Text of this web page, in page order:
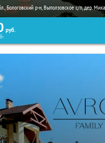
Бологовский р-н, Выползовское с/п, дер.
руб.